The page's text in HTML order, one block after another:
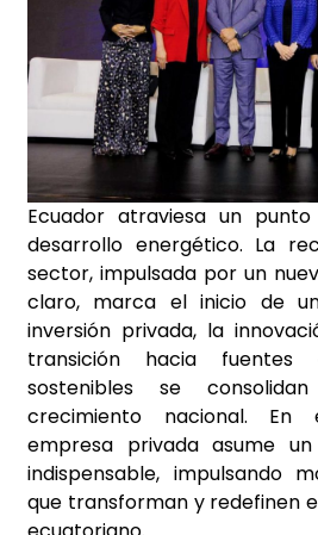
Ecuador atraviesa un
desarrollo energético. La
sector, impulsada por un
claro, marca el inicio de
inversión privada, la
transición hacia
sostenibles se
crecimiento nacional.
empresa privada asume
indispensable, impulsando
que transforman y redefinen